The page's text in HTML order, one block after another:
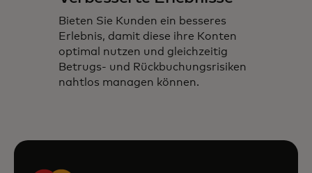
Bieten Sie Kunden ein besseres
Erlebnis, damit diese ihre Konten
optimal nutzen und gleichzeitig
Betrugs- und Rückbuchungsrisiken
nahtlos managen können.